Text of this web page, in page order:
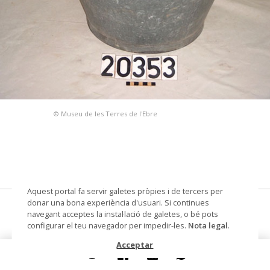
© Museu de les Terres de l'Ebre
ribell de zinc
Materials i tècniques zinc
Aquest portal fa servir galetes pròpies i de tercers per
donar una bona experiència d'usuari. Si continues
navegant acceptes la instal·lació de galetes, o bé pots
configurar el teu navegador per impedir-les. Nota legal.
Acceptar